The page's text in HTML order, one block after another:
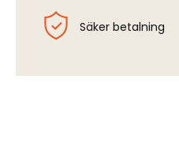
Säker betalning